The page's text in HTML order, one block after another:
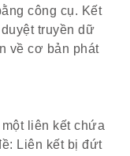
công cụ. Kết
truyền dữ
về cơ bản phát
liên kết chứa
Liên kết bị đứt